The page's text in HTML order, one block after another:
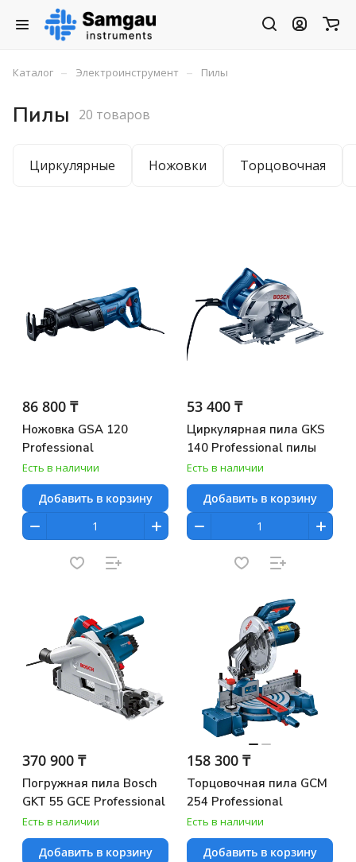
Каталог – Электроинструмент – Пилы
Пилы 20 товаров
Циркулярные Ножовки Торцовочная
86 800 ₸
Ножовка GSA 120
Professional
Есть в наличии
Добавить в корзину
53 400 ₸
Циркулярная пила GKS
140 Professional пилы
Есть в наличии
Добавить в корзину
370 900 ₸
Погружная пила Bosch
GKT 55 GCE Professional
Есть в наличии
Добавить в корзину
158 300 ₸
Торцовочная пила GCM
254 Professional
Есть в наличии
Добавить в корзину